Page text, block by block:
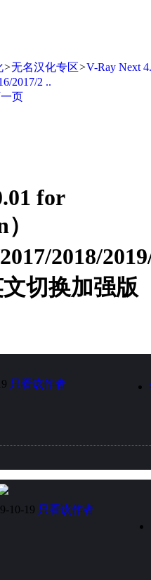
>无名汉化专区>V-Ray Next
2017/2 ..
页
for
2018/
切换加强版
只看该作者
10-19 只看该作者